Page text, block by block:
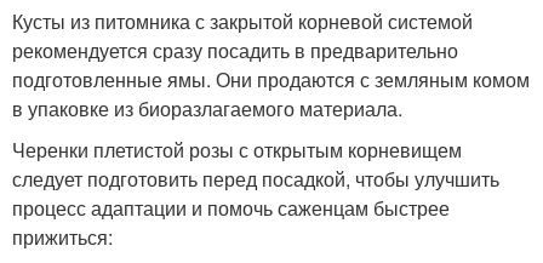
Кусты из питомника с закрытой корневой системой
рекомендуется сразу посадить в предварительно
подготовленные ямы. Они продаются с земляным комом
в упаковке из биоразлагаемого материала.
Черенки плетистой розы с открытым корневищем
следует подготовить перед посадкой, чтобы улучшить
процесс адаптации и помочь саженцам быстрее
прижиться: